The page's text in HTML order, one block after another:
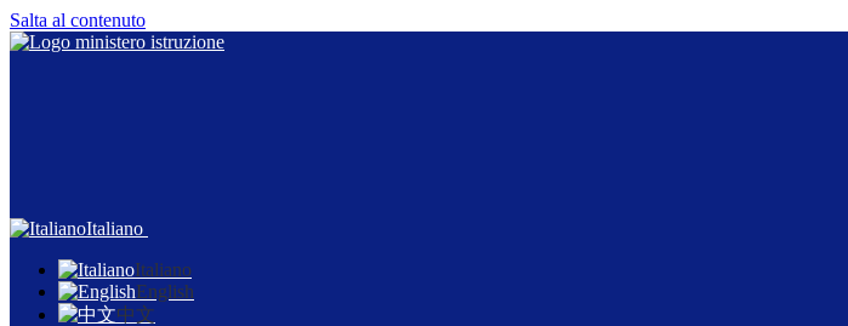
Salta al contenuto
Italiano
Italiano
English
中文